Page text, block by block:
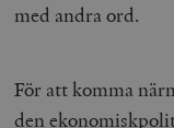
med andra ord.
För att komma
den